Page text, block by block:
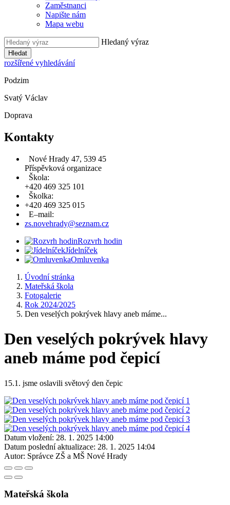
Zaměstnanci
Napište nám
Mapa webu
Hledaný výraz
Hledat
rozšířené vyhledávání
Podzim
Svatý Václav
Doprava
Kontakty
Nové Hrady 47, 539 45
Příspěvková organizace
Škola:
+420 469 325 101
Školka:
+420 469 325 015
E–mail:
zs.novehrady@seznam.cz
Rozvrh hodin
Jídelníček
Omluvenka
Úvodní stránka
Mateřská škola
Fotogalerie
Rok 2024/2025
Den veselých pokrývek hlavy aneb máme...
Den veselých pokrývek hlavy
aneb máme pod čepicí
15.1. jsme oslavili světový den čepic
Datum vložení: 28. 1. 2025 14:00
Datum poslední aktualizace: 28. 1. 2025 14:04
Autor: Správce ZŠ a MŠ Nové Hrady
Mateřská škola